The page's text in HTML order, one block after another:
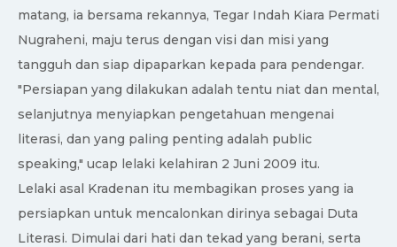
matang, ia bersama rekannya, Tegar Indah Kiara Permati
Nugraheni, maju terus dengan visi dan misi yang
tangguh dan siap dipaparkan kepada para pendengar.
"Persiapan yang dilakukan adalah tentu niat dan mental,
selanjutnya menyiapkan pengetahuan mengenai
literasi, dan yang paling penting adalah public
speaking," ucap lelaki kelahiran 2 Juni 2009 itu.
Lelaki asal Kradenan itu membagikan proses yang ia
persiapkan untuk mencalonkan dirinya sebagai Duta
Literasi. Dimulai dari hati dan tekad yang berani, serta